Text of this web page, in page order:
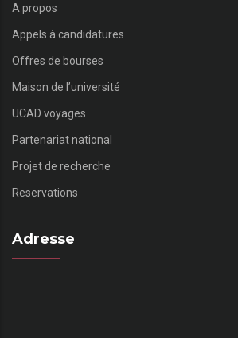
A propos
Appels à candidatures
Offres de bourses
Maison de l’université
UCAD voyages
Partenariat national
Projet de recherche
Reservations
Adresse